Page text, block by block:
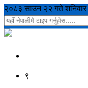
२०८३ साउन २२ गते शनिवार
९